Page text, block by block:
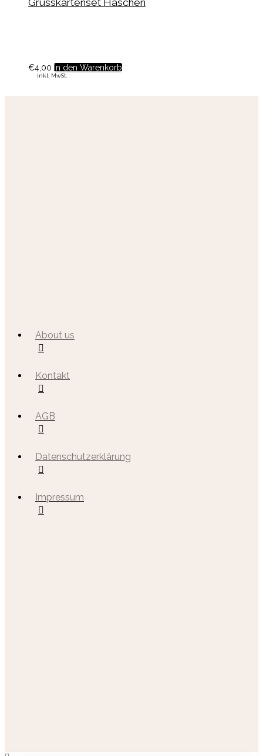
Grusskartenset Häschen
€4,00 In den Warenkorb
inkl. MwSt.
About us
Kontakt
AGB
Datenschutzerklärung
Impressum